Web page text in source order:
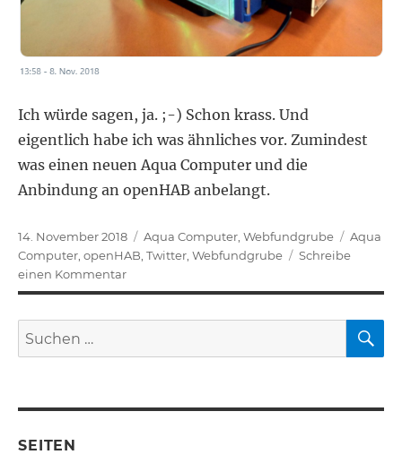
Ich würde sagen, ja. ;-) Schon krass. Und
eigentlich habe ich was ähnliches vor. Zumindest
was einen neuen Aqua Computer und die
Anbindung an openHAB anbelangt.
Veröffentlicht
am
14. November 2018 Kategorien
Aqua Computer ,Webfundgrube
Aqua
Computer ,openHAB ,Twitter ,Webfundgrube
Schreibe
einen Kommentarzu
Is
fish
Suchen
nach:
SEITEN